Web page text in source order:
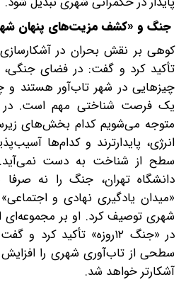
‌جنگ و «کشف مزیت‌های پنهان
کوهی بر نقش بحران در
تأکید کرد و گفت: در فضای
چیزهایی در شهر تاب‌آور هستند و
یک فرصت شناختی مهم است.
متوجه می‌شویم کدام بخش‌های
انرژی، پایدارترند و کدام‌ها
سطح از شناخت به‌ دست
دانشگاه تهران، جنگ را نه صرفا
«میدان یادگیری نهادی و
شهری توصیف کرد. او بر مجموعه‌ای
در «جنگ ۱۲‌روزه» تأکید
سطحی از تاب‌آوری شهری را افزایش
آشکارتر خواهد شد.